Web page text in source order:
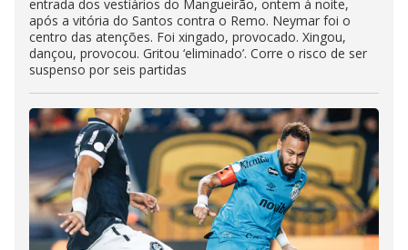
entrada dos vestiários do Mangueirão, ontem à noite,
após a vitória do Santos contra o Remo. Neymar foi o
centro das atenções. Foi xingado, provocado. Xingou,
dançou, provocou. Gritou ‘eliminado’. Corre o risco de ser
suspenso por seis partidas